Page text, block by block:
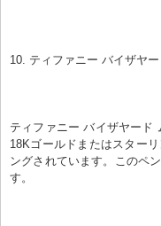
10. ティファニー バイザヤ
ティファニー バイザヤード
18Kゴールドまたはスター
ングされています。このペ
す。